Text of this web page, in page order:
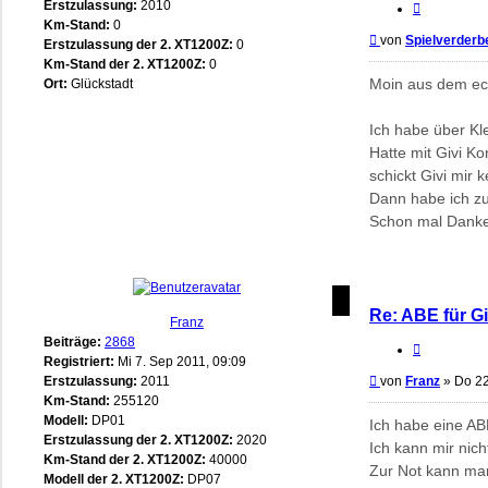
Erstzulassung: 2010
Km-Stand: 0
Erstzulassung der 2. XT1200Z: 0
Km-Stand der 2. XT1200Z: 0
Ort: Glückstadt
Beitrag
von
Moin aus dem
Ich habe über
Hatte mit Givi
schickt Givi mir
Dann habe ich
Schon mal
Franz
Beiträge: 2868
Registriert: Mi 7. Sep 2011, 09:09
Erstzulassung: 2011
Km-Stand: 255120
Modell: DP01
Erstzulassung der 2. XT1200Z: 2020
Km-Stand der 2. XT1200Z: 40000
Modell der 2. XT1200Z: DP07
Re: ABE für
Beitrag
von Franz » Do
Ich habe eine
Ich kann mir
Zur Not kann